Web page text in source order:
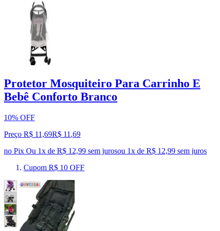
Protetor Mosquiteiro Para Carrinho E
Bebê Conforto Branco
10% OFF
Preço R$ 11,69R$ 11 ,69
no Pix Ou 1x de R$ 12,99 sem jurosou 1x de R$ 12,99 sem juros
Cupom R$ 10 OFF